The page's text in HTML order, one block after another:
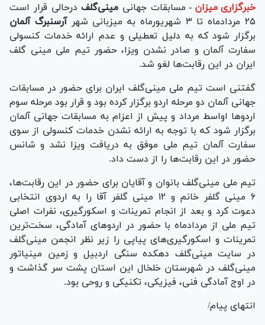
خبرگزاری میزان - مسابقات جهانی مینی‌گلفدرحالی قرار است
۲۵ مردادماه تا ۳ شهریورماه به میزبانی شهر
آرسنبرگ آلمان
برگزار شود که به دلیل تعطیلی و عدم ارائه خدمات کنسولی
سفارت آلمان و صادر نشدن ویزا، حضور تیم ملی مینی گلف
ایران در این رقابت‌ها لغو شد.
گفتنی است تیم ملی مینی‌گلف ایران برای حضور در مسابقات
جهانی آلمان دو مرحله اردو برگزار کرده بود و قرار بود مرحله سوم
اردو‌ها اواسط مرداد و پیش از اعزام به مسابقات جهانی آلمان
برگزار شود که با توجه به ارائه نشدن خدمات کنسولی از سوی
سفارت آلمان تیم ملی موفق به دریافت ویزا نشد و شانس
حضور در این رقابت‌ها را از دست داد.
تیم ملی مینی‌گلف بانوان و آقایان برای حضور در این رقابت‌ها،
۶ مینی گلفر خانم و ۱۲ مینی گلفر آقا را به اردوی انتخابی
دعوت کرد و بعد از انجام تمرینات و اسکورگیری، نفرات اصلی
تیم ملی از مردادماه با حضور در اردو‌های آمادگی، سخت‌ترین
تمرینات و اسکورگیری‌های پیاپی را زیر نظر انجمن مینی‌گلف
در سایت مینی‌گلف دهکده سنگی اردبیل و زمین مینیاتور
مینی‌گلف در شهرستان خلخال این استان پشت سر گذاشت و
در اوج آمادگی فنی، فیزیکی، تکنیکی و روحی بود.
انتهای پیام/